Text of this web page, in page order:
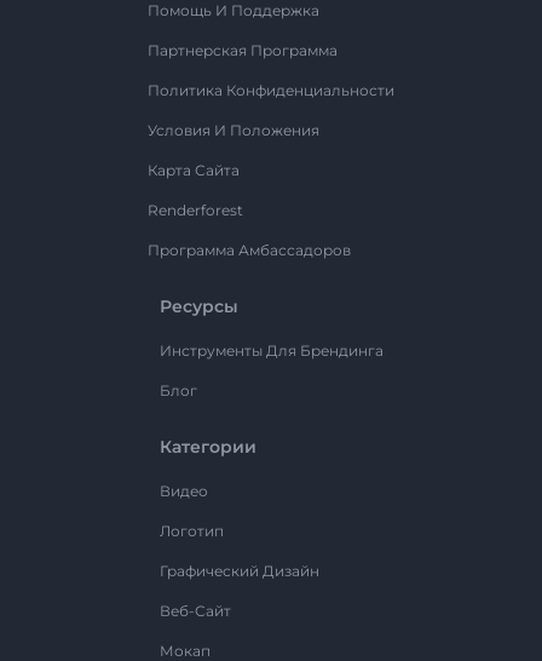
Помощь И Поддержка
Партнерская Программа
Политика Конфиденциальности
Условия И Положения
Карта Сайта
Renderforest
Программа Амбассадоров
Ресурсы
Инструменты Для Брендинга
Блог
Категории
Видео
Логотип
Графический Дизайн
Веб-Сайт
Мокап